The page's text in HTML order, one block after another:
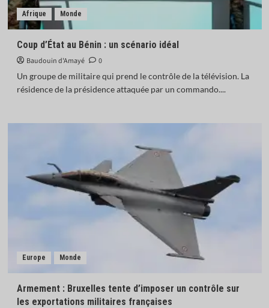
Afrique Monde
Coup d’État au Bénin : un scénario idéal
Baudouin d'Amayé
0
Un groupe de militaire qui prend le contrôle de la télévision. La
résidence de la présidence attaquée par un commando....
Europe Monde
Armement : Bruxelles tente d’imposer un contrôle sur
les exportations militaires françaises